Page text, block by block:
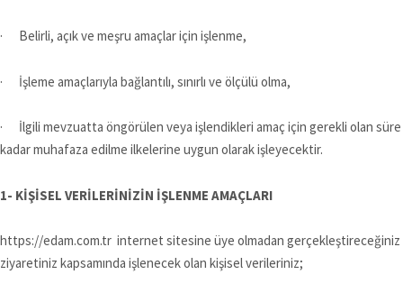
· Belirli, açık ve meşru amaçlar için işlenme,
· İşleme amaçlarıyla bağlantılı, sınırlı ve ölçülü olma,
· İlgili mevzuatta öngörülen veya işlendikleri amaç için gerekli olan süre
kadar muhafaza edilme ilkelerine uygun olarak işleyecektir.
1- KİŞİSEL VERİLERİNİZİN İŞLENME AMAÇLARI
https://edam.com.tr internet sitesine üye olmadan gerçekleştireceğiniz
ziyaretiniz kapsamında işlenecek olan kişisel verileriniz;